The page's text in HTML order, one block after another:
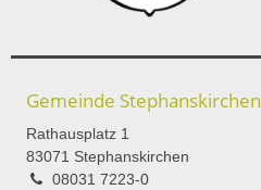
Gemeinde Stephanskirchen
Rathausplatz 1
83071 Stephanskirchen
08031 7223-0